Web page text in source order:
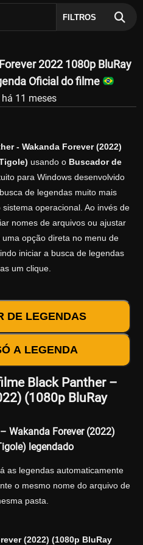
FILTROS
2022 1080p BluRay
Oficial do filme
11 meses
- Wakanda Forever (2022)
usando o Buscador de
para Windows desenvolvido
de legendas muito mais
operacional. Ao invés de
nomes de arquivos ou ajustar
opção direta no menu de
iniciar a busca de legendas
um clique.
DE LEGENDAS
A LEGENDA
Black Panther –
(1080p BluRay
Wakanda Forever (2022)
legendado
as legendas automaticamente
o mesmo nome do arquivo de
pasta.
(2022) (1080p BluRay